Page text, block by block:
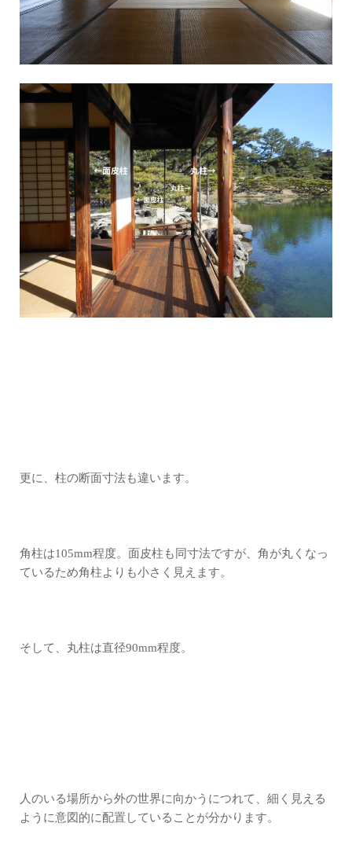
更に、柱の断面寸法も違います。
角柱は105mm程度。面皮柱も同寸法ですが、角が丸くなっ
ているため角柱よりも小さく見えます。
そして、丸柱は直径90mm程度。
人のいる場所から外の世界に向かうにつれて、細く見える
ように意図的に配置していることが分かります。